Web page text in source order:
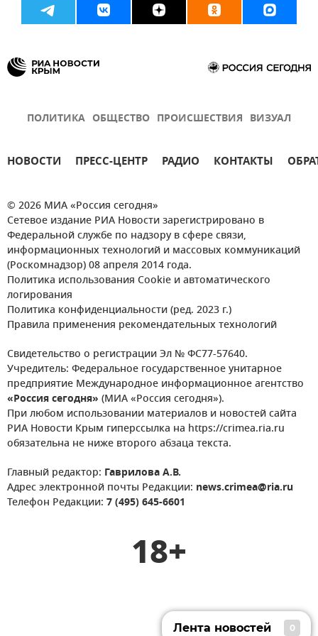
ПОЛИТИКА ОБЩЕСТВО ПРОИСШЕСТВИЯ ВИЗУАЛ
НОВОСТИ ПРЕСС-ЦЕНТР РАДИО КОНТАКТЫ
© 2026 МИА «Россия сегодня»
Сетевое издание РИА Новости зарегистрировано в
Федеральной службе по надзору в сфере связи,
информационных технологий и массовых коммуникаций
(Роскомнадзор) 08 апреля 2014 года.
Политика использования Cookie и автоматического
логирования
Политика конфиденциальности (ред. 2023 г.)
Правила применения рекомендательных технологий
Свидетельство о регистрации Эл № ФС77-57640.
Учредитель: Федеральное государственное унитарное
предприятие Международное информационное агентство
«Россия сегодня» (МИА «Россия сегодня»).
При любом использовании материалов и новостей сайта
РИА Новости Крым гиперссылка на https://crimea.ria.ru
обязательна не ниже второго абзаца текста.
Главный редактор: Гаврилова А.В.
Адрес электронной почты Редакции: news.crimea@ria.ru
Телефон Редакции: 7 (495) 645-6601
18+
Лента новостей 0